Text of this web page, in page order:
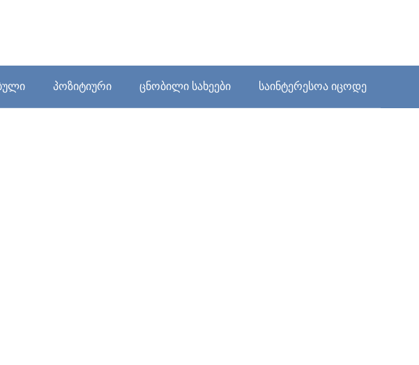
პოზიტიური ცნობილი სახეები საინტერესოა იცოდე